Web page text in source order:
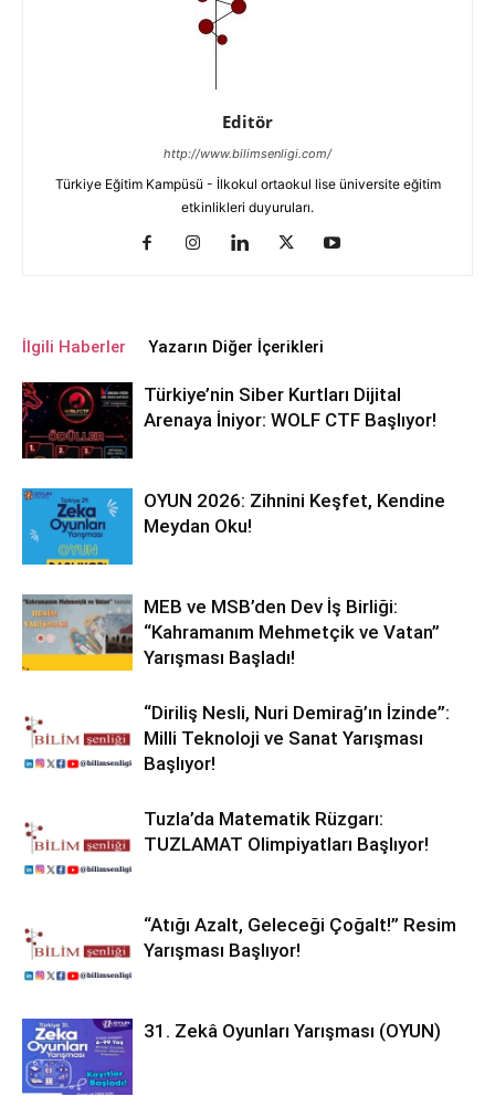
Editör
http://www.bilimsenligi.com/
Türkiye Eğitim Kampüsü - İlkokul ortaokul lise üniversite eğitim
etkinlikleri duyuruları.
İlgili Haberler Yazarın Diğer İçerikleri
Türkiye’nin Siber Kurtları Dijital
Arenaya İniyor: WOLF CTF Başlıyor!
OYUN 2026: Zihnini Keşfet, Kendine
Meydan Oku!
MEB ve MSB’den Dev İş Birliği:
“Kahramanım Mehmetçik ve Vatan”
Yarışması Başladı!
“Diriliş Nesli, Nuri Demirağ’ın İzinde”:
Milli Teknoloji ve Sanat Yarışması
Başlıyor!
Tuzla’da Matematik Rüzgarı:
TUZLAMAT Olimpiyatları Başlıyor!
“Atığı Azalt, Geleceği Çoğalt!” Resim
Yarışması Başlıyor!
31. Zekâ Oyunları Yarışması (OYUN)